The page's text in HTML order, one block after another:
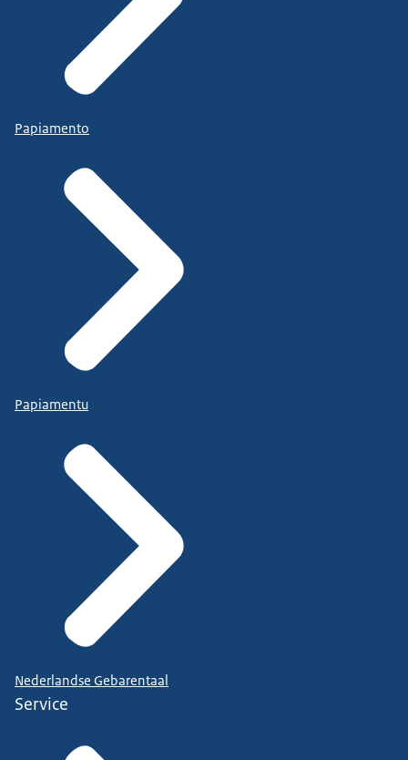
Papiamento
Papiamentu
Nederlandse Gebarentaal
Service